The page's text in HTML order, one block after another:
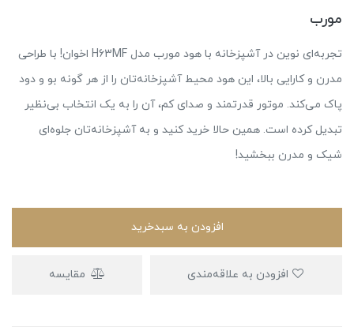
مورب
تجربه‌ای نوین در آشپزخانه با هود مورب مدل H63MF اخوان! با طراحی
مدرن و کارایی بالا، این هود محیط آشپزخانه‌تان را از هر گونه بو و دود
پاک می‌کند. موتور قدرتمند و صدای کم، آن را به یک انتخاب بی‌نظیر
تبدیل کرده است. همین حالا خرید کنید و به آشپزخانه‌تان جلوه‌ای
شیک و مدرن ببخشید!
افزودن به سبدخرید
مقایسه